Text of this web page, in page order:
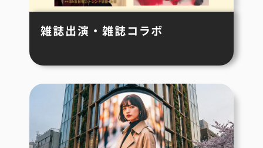
雑誌出演・雑誌コラボ